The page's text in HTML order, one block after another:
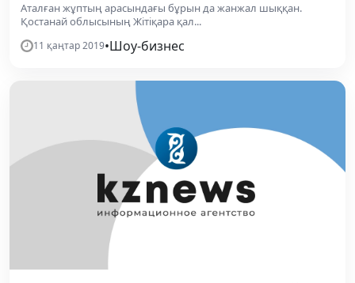
Аталған жұптың арасындағы бұрын да жанжал шыққан.
Қостанай облысының Жітіқара қал...
11 қаңтар 2019•Шоу-бизнес